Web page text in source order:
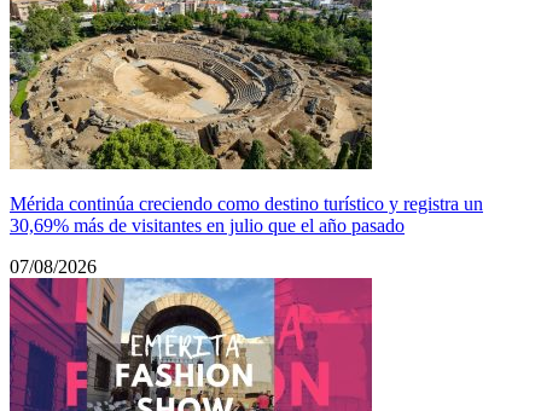
Mérida continúa creciendo como destino turístico y registra un
30,69% más de visitantes en julio que el año pasado
07/08/2026